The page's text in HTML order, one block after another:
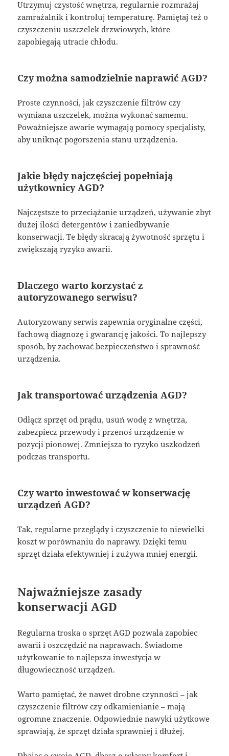
Utrzymuj czystość wnętrza, regularnie rozmrażaj
zamrażalnik i kontroluj temperaturę. Pamiętaj też o
czyszczeniu uszczelek drzwiowych, które
zapobiegają utracie chłodu.
Czy można samodzielnie naprawić AGD?
Proste czynności, jak czyszczenie filtrów czy
wymiana uszczelek, można wykonać samemu.
Poważniejsze awarie wymagają pomocy specjalisty,
aby uniknąć pogorszenia stanu urządzenia.
Jakie błędy najczęściej popełniają
użytkownicy AGD?
Najczęstsze to przeciążanie urządzeń, używanie zbyt
dużej ilości detergentów i zaniedbywanie
konserwacji. Te błędy skracają żywotność sprzętu i
zwiększają ryzyko awarii.
Dlaczego warto korzystać z
autoryzowanego serwisu?
Autoryzowany serwis zapewnia oryginalne części,
fachową diagnozę i gwarancję jakości. To najlepszy
sposób, by zachować bezpieczeństwo i sprawność
urządzenia.
Jak transportować urządzenia AGD?
Odłącz sprzęt od prądu, usuń wodę z wnętrza,
zabezpiecz przewody i przenoś urządzenie w
pozycji pionowej. Zmniejsza to ryzyko uszkodzeń
podczas transportu.
Czy warto inwestować w konserwację
urządzeń AGD?
Tak, regularne przeglądy i czyszczenie to niewielki
koszt w porównaniu do naprawy. Dzięki temu
sprzęt działa efektywniej i zużywa mniej energii.
Najważniejsze zasady
konserwacji AGD
Regularna troska o sprzęt AGD pozwala zapobiec
awarii i oszczędzić na naprawach. Świadome
użytkowanie to najlepsza inwestycja w
długowieczność urządzeń.
Warto pamiętać, że nawet drobne czynności – jak
czyszczenie filtrów czy odkamienianie – mają
ogromne znaczenie. Odpowiednie nawyki użytkowe
sprawiają, że sprzęt działa sprawniej i dłużej.